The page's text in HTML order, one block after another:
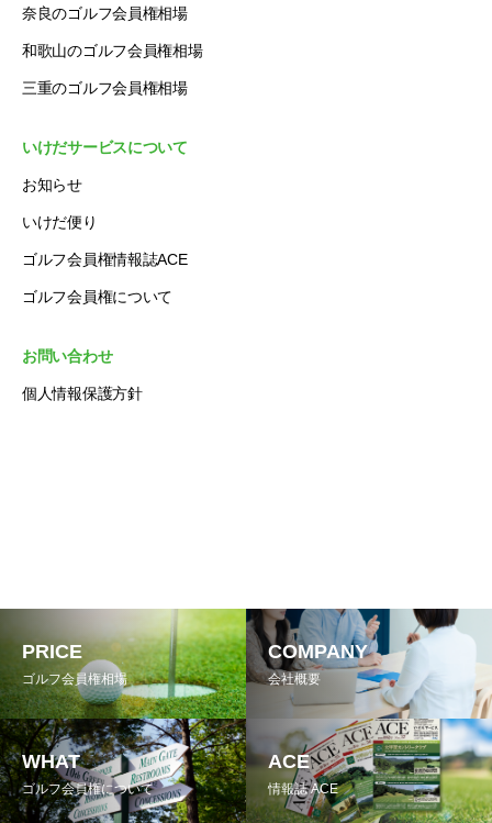
奈良のゴルフ会員権相場
和歌山のゴルフ会員権相場
三重のゴルフ会員権相場
いけだサービスについて
お知らせ
いけだ便り
ゴルフ会員権情報誌ACE
ゴルフ会員権について
お問い合わせ
個人情報保護方針
PRICE
ゴルフ会員権相場
COMPANY
会社概要
WHAT
ゴルフ会員権について
ACE
情報誌 ACE